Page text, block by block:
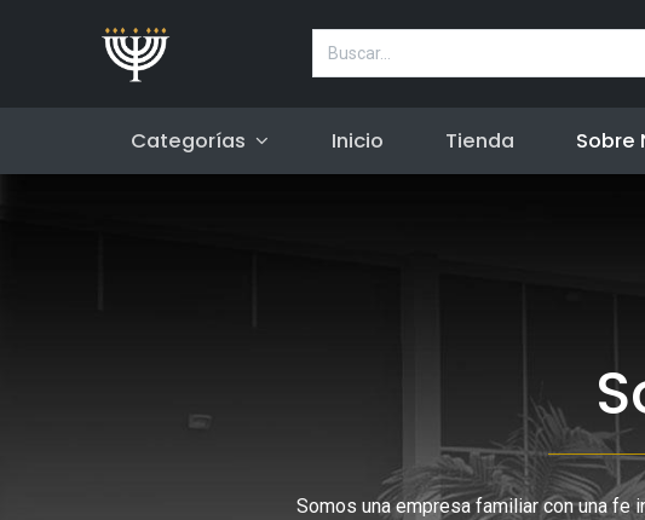
Categorías Inicio Tienda Sobre
Somos una empresa familiar con una fe